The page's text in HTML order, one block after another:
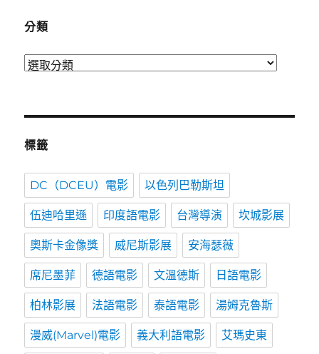
分類
分
標籤
DC（DCEU）電影 以色列巴勒斯坦
伍迪哈里遜 印度語電影 台灣導演 坎城影展
奧斯卡金像獎 威尼斯影展 安海瑟薇
席尼墨菲 德語電影 文溫德斯 日語電影
柏林影展 法語電影 泰語電影 湯姆克魯斯
漫威(Marvel)電影 義大利語電影 艾瑪史東